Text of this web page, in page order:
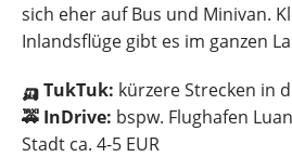
sich eher auf Bus und Minivan.
Inlandsflüge gibt es im ganzen
🛺 TukTuk: kürzere Strecken in
🚕 InDrive: bspw. Flughafen
Stadt ca. 4-5 EUR